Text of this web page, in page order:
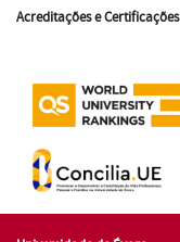
Acreditações e Certificações